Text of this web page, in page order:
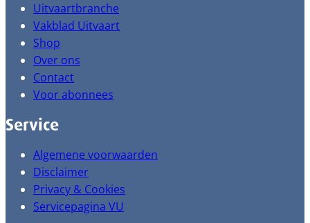
Uitvaartbranche
Vakblad Uitvaart
Shop
Over ons
Contact
Voor abonnees
Service
Algemene voorwaarden
Disclaimer
Privacy & Cookies
Servicepagina VU